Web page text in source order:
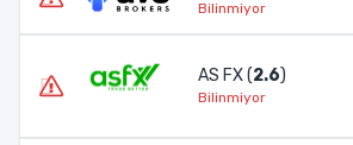
Bilinmiyor
AS FX (2.6)
Bilinmiyor